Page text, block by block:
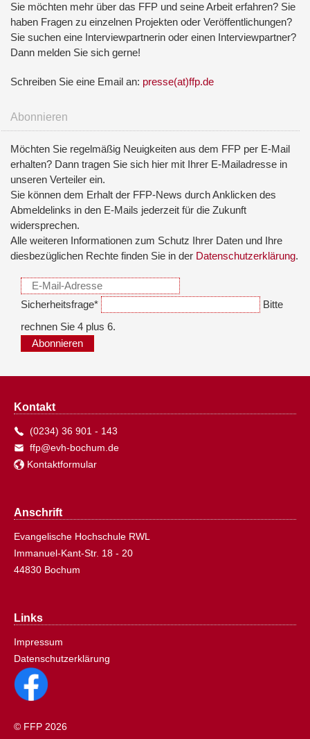
Sie möchten mehr über das FFP und seine Arbeit erfahren? Sie
haben Fragen zu einzelnen Projekten oder Veröffentlichungen?
Sie suchen eine Interviewpartnerin oder einen Interviewpartner?
Dann melden Sie sich gerne!
Schreiben Sie eine Email an: presse(at)ffp.de
Abonnieren
Möchten Sie regelmäßig Neuigkeiten aus dem FFP per E-Mail
erhalten? Dann tragen Sie sich hier mit Ihrer E-Mailadresse in
unseren Verteiler ein.
Sie können dem Erhalt der FFP-News durch Anklicken des
Abmeldelinks in den E-Mails jederzeit für die Zukunft
widersprechen.
Alle weiteren Informationen zum Schutz Ihrer Daten und Ihre
diesbezüglichen Rechte finden Sie in der Datenschutzerklärung.
Sicherheitsfrage*
Bitte
rechnen Sie 4 plus 6.
Abonnieren
Kontakt
(0234) 36 901 - 143
ffp@evh-bochum.de
Kontaktformular
Anschrift
Evangelische Hochschule RWL
Immanuel-Kant-Str. 18 - 20
44830 Bochum
Links
Impressum
Datenschutzerklärung
© FFP 2026